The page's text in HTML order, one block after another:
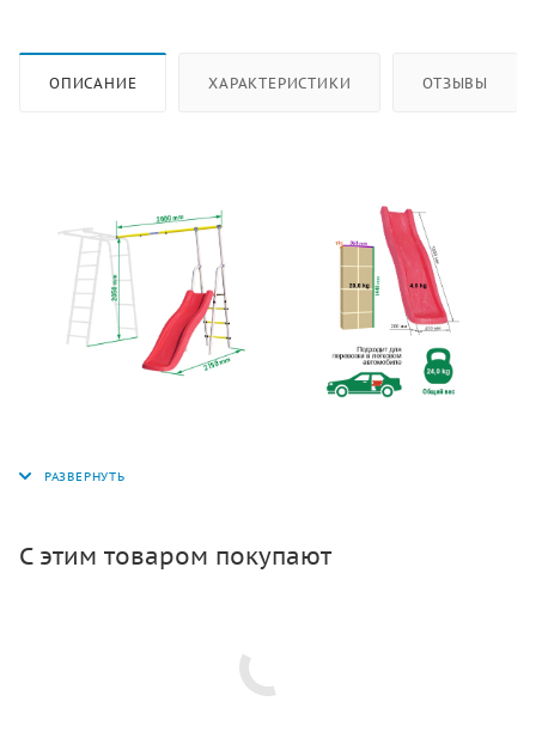
ОПИСАНИЕ ХАРАКТЕРИСТИКИ ОТЗЫВЫ
С этим товаром покупают